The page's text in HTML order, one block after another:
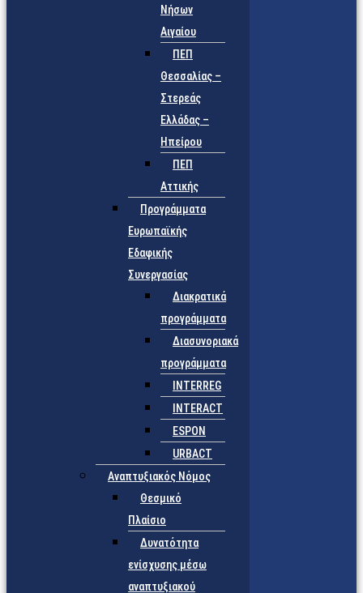
Νήσων
Αιγαίου
ΠΕΠ
Θεσσαλίας –
Στερεάς
Ελλάδας –
Ηπείρου
ΠΕΠ
Αττικής
Προγράμματα
Ευρωπαϊκής
Εδαφικής
Συνεργασίας
Διακρατικά
προγράμματα
Διασυνοριακά
προγράμματα
INTERREG
INTERACT
ESPON
URBACT
Αναπτυξιακός Νόμος
Θεσμικό
Πλαίσιο
Δυνατότητα
ενίσχυσης μέσω
αναπτυξιακού